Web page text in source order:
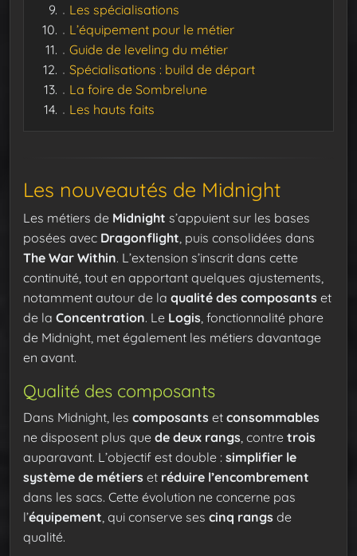
Les spécialisations
L’équipement pour le métier
Guide de leveling du métier
Spécialisations : build de départ
La foire de Sombrelune
Les hauts faits
Les nouveautés de Midnight
Les métiers de Midnight s’appuient sur les bases
posées avec Dragonflight , puis consolidées dans
The War Within. L’extension s’inscrit dans cette
continuité, tout en apportant quelques ajustements,
notamment autour de la qualité des composants et
de la Concentration. Le Logis , fonctionnalité phare
de Midnight, met également les métiers davantage
en avant.
Qualité des composants
Dans Midnight, les composants et consommables
ne disposent plus que de deux rangs , contre trois
auparavant. L’objectif est double : simplifier le
système de métiers et réduire l’encombrement
dans les sacs. Cette évolution ne concerne pas
l’équipement , qui conserve ses cinq rangs de
qualité.